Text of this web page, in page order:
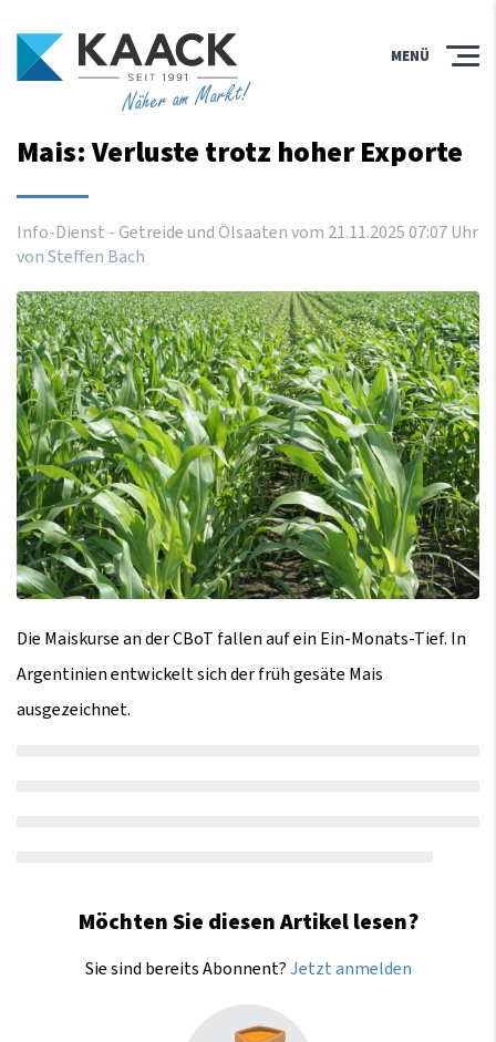
Näher am Markt!
MENÜ
Mais: Verluste trotz hoher Exporte
Info-Dienst - Getreide und Ölsaaten vom 21.11.202507:07Uhr
von Steffen Bach
Die Maiskurse an der CBoT fallen auf ein Ein-Monats-Tief. In
Argentinien entwickelt sich der früh gesäte Mais
ausgezeichnet.
Möchten Sie diesen Artikel lesen?
Sie sind bereits Abonnent?Jetzt anmelden